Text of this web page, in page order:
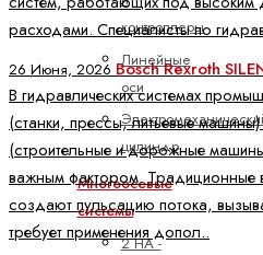
контроллеры
Линейные
оси
цилиндр
Многоосевые
системы
2 HA -
расходами. Специалисты по
26 Июня, 2026 Bosch Rexroth
В гидравлических системах
(станки, прессы, литьевые
(строительные и дорожные
важным фактором. Традиционные
создают пульсацию потока,
требует применения допол..